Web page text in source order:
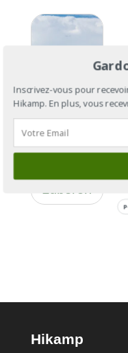
GR®97:
Hikamp
Inscrivez-vous pour
Hikamp. En plus, vous